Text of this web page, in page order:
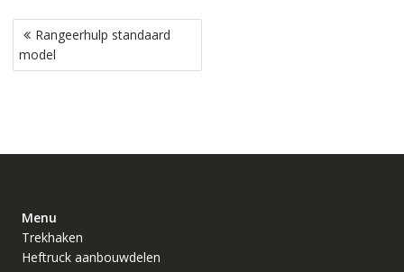
Bericht
navigatie
Rangeerhulp standaard
model
Menu
Trekhaken
Heftruck aanbouwdelen